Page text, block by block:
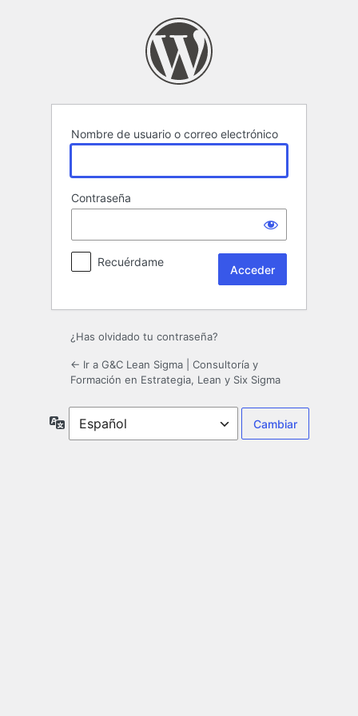
Nombre de usuario o correo electrónico
Contraseña
Recuérdame
¿Has olvidado tu contraseña?
← Ir a G&C Lean Sigma | Consultoría y
Formación en Estrategia, Lean y Six Sigma
Idioma